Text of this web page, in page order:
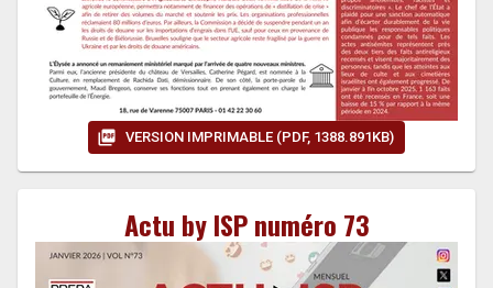
VERSION IMPRIMABLE (PDF, 1388.891KB)
Actu by ISP numéro 73